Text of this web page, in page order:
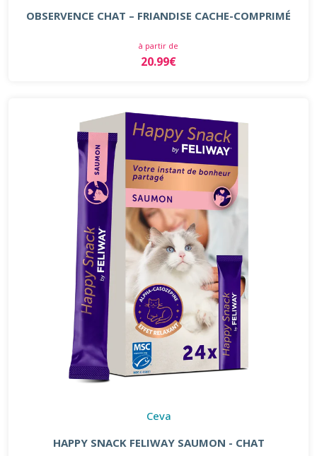
OBSERVENCE CHAT – FRIANDISE CACHE-COMPRIMÉ
à partir de
20.99€
Ceva
HAPPY SNACK FELIWAY SAUMON - CHAT